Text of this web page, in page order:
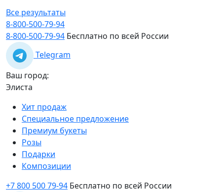
Все результаты
8-800-500-79-94
8-800-500-79-94 Бесплатно по всей России
Telegram
Ваш город:
Элиста
Хит продаж
Специальное предложение
Премиум букеты
Розы
Подарки
Композиции
+7 800 500 79-94 Бесплатно по всей России